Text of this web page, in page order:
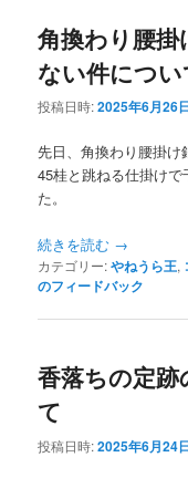
角換わり腰
ない件につい
投稿日時:2025年6月26
先日、角換わり腰掛け
45桂と跳ねる仕掛け
た。
続きを読む →
カテゴリー:やねうら王,
のフィードバック
香落ちの定
て
投稿日時:2025年6月24